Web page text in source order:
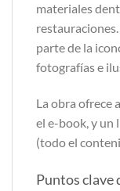
materiales
parte de la
fotografías e
La obra ofrece
el e-book, y un
(todo el
Puntos clave